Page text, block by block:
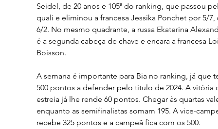
Seidel, de 20 anos e 105ª do ranking, que passou
quali e eliminou a francesa Jessika Ponchet por 5/
6/2. No mesmo quadrante, a russa Ekaterina
é a segunda cabeça de chave e encara a francesa
Boisson.
A semana é importante para Bia no ranking, já que
500 pontos a defender pelo título de 2024. A vitória
estreia já lhe rende 60 pontos. Chegar às quartas
enquanto as semifinalistas somam 195. A vice-
recebe 325 pontos e a campeã fica com os 500.